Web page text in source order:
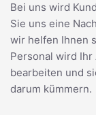
Bei uns wird
Sie uns eine
wir helfen Ihnen
Personal wird
bearbeiten und
darum kümmern.